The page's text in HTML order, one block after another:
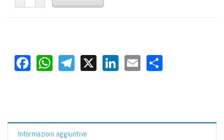
Facebook
WhatsApp
Telegram
X LinkedIn
Email
Informazioni aggiuntive